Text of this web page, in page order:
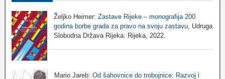
Željko Heimer: Zastave Rijeke – monografija 200
godina borbe grada za pravo na svoju zastavu, Udruga
Slobodna Država Rijeka: Rijeka, 2022.
Mario Jareb: Od šahovnice do trobojnice: Razvoj i